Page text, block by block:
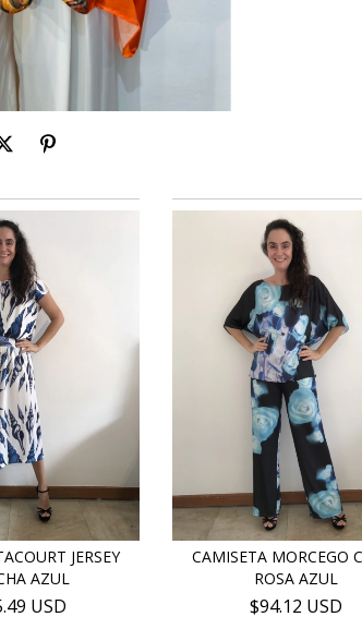
JERSEY
AZUL
USD
CAMISETA MORCEGO
ROSA AZUL
$94.12 USD